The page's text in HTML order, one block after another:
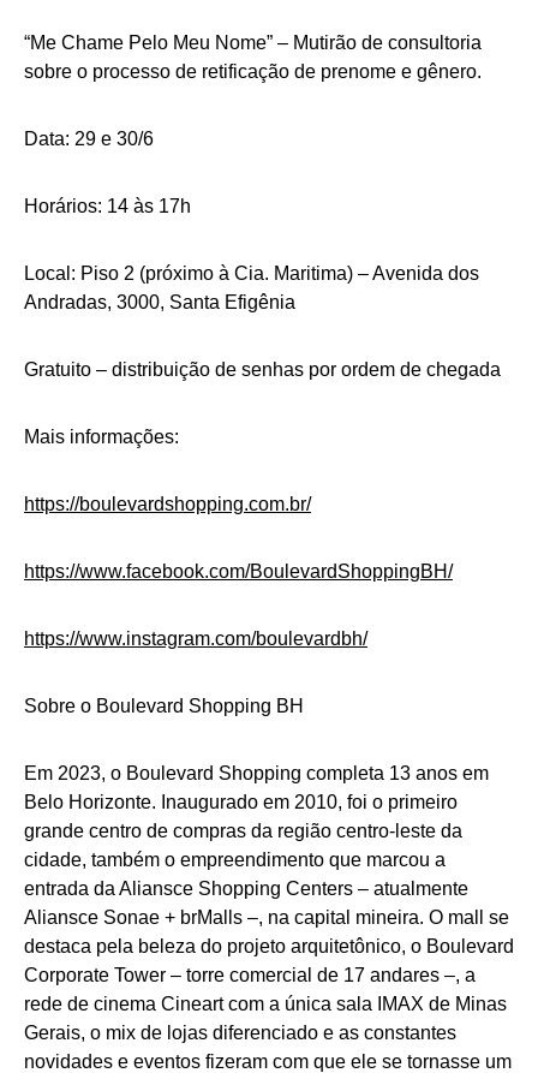
“Me Chame Pelo Meu Nome” – Mutirão de consultoria
sobre o processo de retificação de prenome e gênero.
Data: 29 e 30/6
Horários: 14 às 17h
Local: Piso 2 (próximo à Cia. Maritima) – Avenida dos
Andradas, 3000, Santa Efigênia
Gratuito – distribuição de senhas por ordem de chegada
Mais informações:
https://boulevardshopping.com.br/
https://www.facebook.com/BoulevardShoppingBH/
https://www.instagram.com/boulevardbh/
Sobre o Boulevard Shopping BH
Em 2023, o Boulevard Shopping completa 13 anos em
Belo Horizonte. Inaugurado em 2010, foi o primeiro
grande centro de compras da região centro-leste da
cidade, também o empreendimento que marcou a
entrada da Aliansce Shopping Centers – atualmente
Aliansce Sonae + brMalls –, na capital mineira. O mall se
destaca pela beleza do projeto arquitetônico, o Boulevard
Corporate Tower – torre comercial de 17 andares –, a
rede de cinema Cineart com a única sala IMAX de Minas
Gerais, o mix de lojas diferenciado e as constantes
novidades e eventos fizeram com que ele se tornasse um